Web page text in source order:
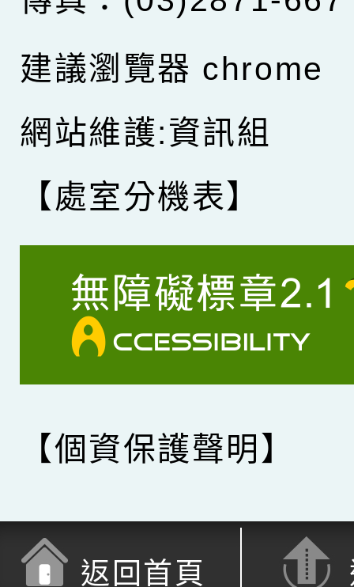
建議瀏覽器 chrome
網站維護:資訊組
【處室分機表】
【個資保護聲明】
返回首頁